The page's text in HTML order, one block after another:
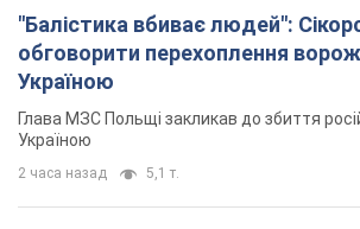
"Балістика вбиває людей":
обговорити перехоплення
Україною
Глава МЗС Польщі закликав до збиття
Україною
2 часа назад 5,1 т.